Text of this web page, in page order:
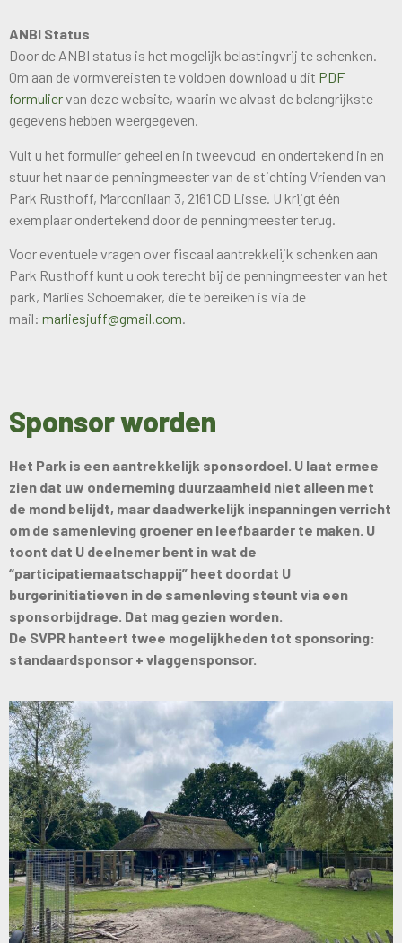
ANBI Status
Door de ANBI status is het mogelijk belastingvrij te schenken.
Om aan de vormvereisten te voldoen download u dit PDF
formuliervan deze website, waarin we alvast de belangrijkste
gegevens hebben weergegeven.
Vult u het formulier geheel en in tweevoud en ondertekend in en
stuur het naar de penningmeester van de stichting Vrienden van
Park Rusthoff, Marconilaan 3, 2161 CD Lisse. U krijgt één
exemplaar ondertekend door de penningmeester terug.
Voor eventuele vragen over fiscaal aantrekkelijk schenken aan
Park Rusthoff kunt u ook terecht bij de penningmeester van het
park, Marlies Schoemaker, die te bereiken is via de
mail: marliesjuff@gmail.com.
Sponsor worden
Het Park is een aantrekkelijk sponsordoel. U laat ermee
zien dat uw onderneming duurzaamheid niet alleen met
de mond belijdt, maar daadwerkelijk inspanningen verricht
om de samenleving groener en leefbaarder te maken. U
toont dat U deelnemer bent in wat de
“participatiemaatschappij” heet doordat U
burgerinitiatieven in de samenleving steunt via een
sponsorbijdrage. Dat mag gezien worden.
De SVPR hanteert twee mogelijkheden tot sponsoring:
standaardsponsor + vlaggensponsor.